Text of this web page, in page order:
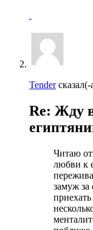
Tenderсказал(-
Re: Жду
Читаю
любви к
замуж за